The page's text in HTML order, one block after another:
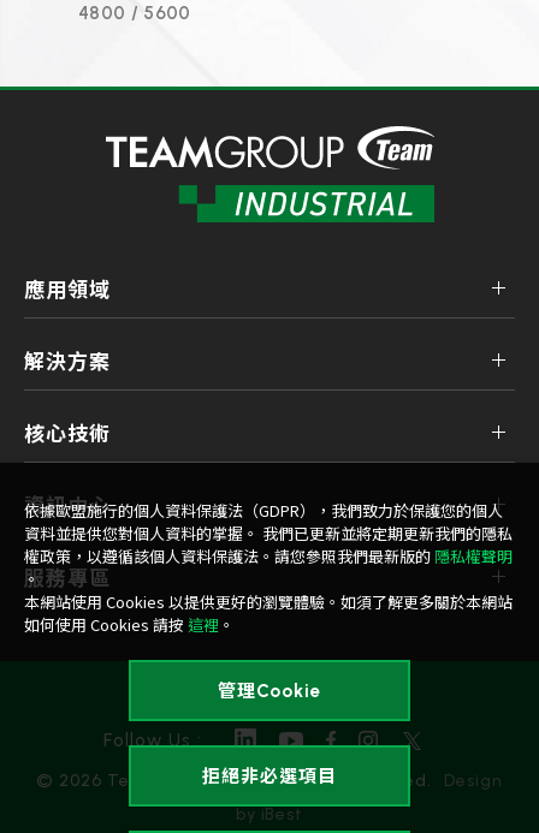
4800 / 5600
應用領域
解決方案
核心技術
資訊中心
服務專區
© 2026 Team Group Inc. All Rights Reserved.
Design
by iBest
隱私權政策
Follow Us :
依據歐盟施行的個人資料保護法（GDPR），我們致力於保護您的個人
資料並提供您對個人資料的掌握。 我們已更新並將定期更新我們的隱私
權政策，以遵循該個人資料保護法。請您參照我們最新版的 隱私權聲明
。
本網站使用 Cookies 以提供更好的瀏覽體驗。如須了解更多關於本網站
如何使用 Cookies 請按 這裡 。
拒絕非必選項目
管理Cookie